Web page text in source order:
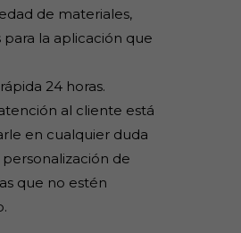
de materiales,
para la aplicación que
24 horas.
al cliente está
en cualquier duda
de
que no estén